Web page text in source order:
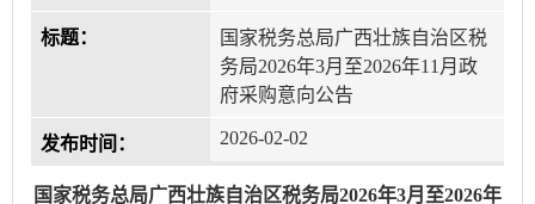
标题：
国家税务总局广西壮族自治区税
务局2026年3月至2026年11月政
府采购意向公告
发布时间： 2026-02-02
国家税务总局广西壮族自治区税务局2026年3月至2026年